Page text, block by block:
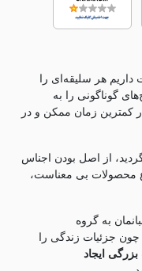
هر سلیقه‌ای را
گوناگونی را به
در کمترین زمان ممکن و در
از اصل بودن اجناس
محصولات بی معناست،
به گروه
چون جزئيات زندگی را
ایجاد